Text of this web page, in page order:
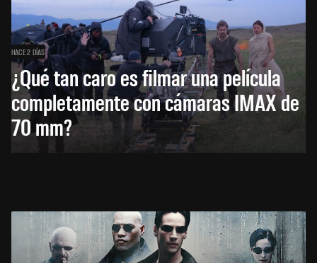
HACE 2 DÍAS
¿Qué tan caro es filmar una película
completamente con cámaras IMAX de
70 mm?